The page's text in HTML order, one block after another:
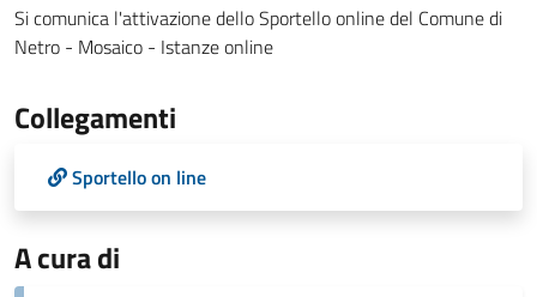
Si comunica l'attivazione dello Sportello online del Comune di
Netro - Mosaico - Istanze online
Collegamenti
Sportello on line
A cura di